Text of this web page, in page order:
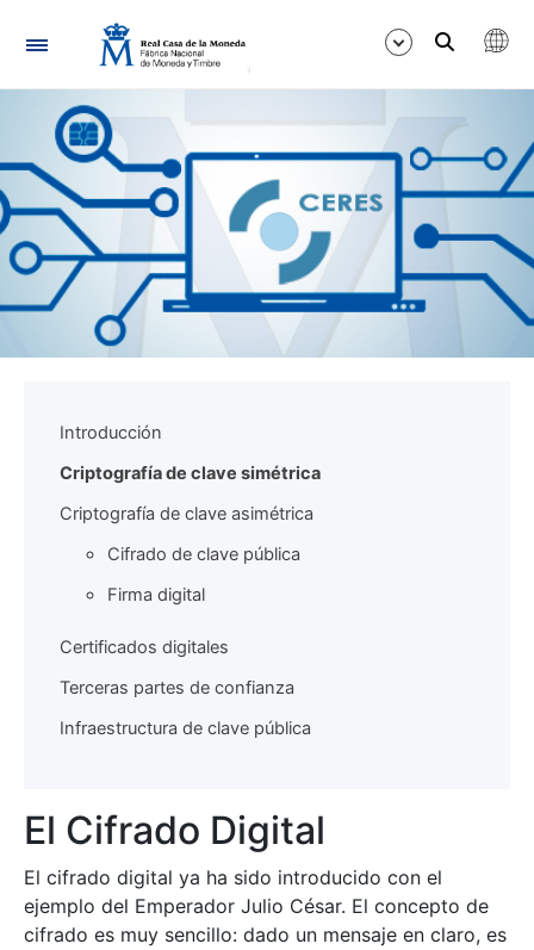
Navegación
Mostrar/Ocultar
Mostrar/Ocultar
Introducción
Criptografía de clave simétrica
Criptografía de clave asimétrica
Cifrado de clave pública
Firma digital
Certificados digitales
Terceras partes de confianza
Infraestructura de clave pública
El Cifrado Digital
El cifrado digital ya ha sido introducido con el
ejemplo del Emperador Julio César. El concepto de
cifrado es muy sencillo: dado un mensaje en claro, es